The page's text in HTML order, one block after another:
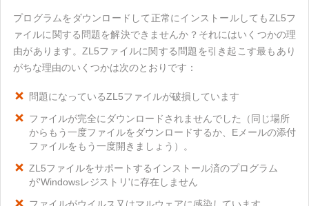
プログラムをダウンロードして正常にインストールしてもZL5フ
ァイルに関する問題を解決できませんか？それにはいくつかの理
由があります。ZL5ファイルに関する問題を引き起こす最もあり
がちな理由のいくつかは次のとおりです：
問題になっているZL5ファイルが破損しています
ファイルが完全にダウンロードされませんでした（同じ場所
からもう一度ファイルをダウンロードするか、Eメールの添付
ファイルをもう一度開きましょう）。
ZL5ファイルをサポートするインストール済のプログラム
が'Windowsレジストリ'に存在しません